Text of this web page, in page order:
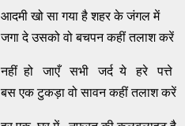
आदमी खो सा गया है शहर के जंगल में
जगा दे उसको वो बचपन कहीं तलाश करें
नहीं हो जाएँ सभी जर्द ये हरे पत्ते
बस एक टुकड़ा वो सावन कहीं तलाश करें